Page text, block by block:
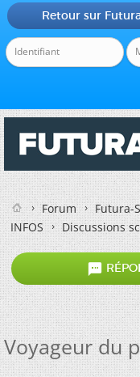
Retour sur
Forum
Futura-
INFOS
Discussions

Voyageur du